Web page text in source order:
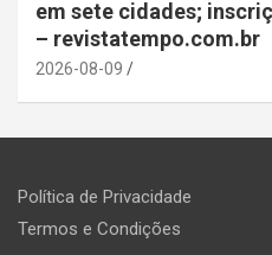
em sete cidades;
– revistatempo.com.br
2026-08-09
Política de Privacidade
Termos e Condições